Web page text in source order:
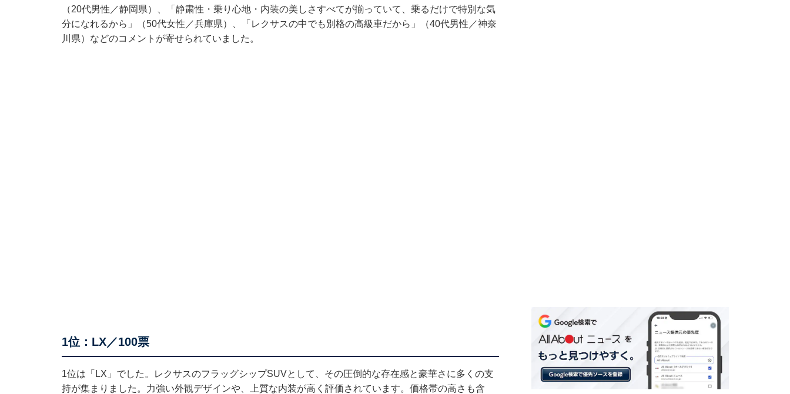
（20代男性／静岡県）、「静粛性・乗り心地・内装の美しさすべてが揃っていて、乗るだけで特別な気
分になれるから」（50代女性／兵庫県）、「レクサスの中でも別格の高級車だから」（40代男性／神奈
川県）などのコメントが寄せられていました。
1位：LX／100票
1位は「LX」でした。レクサスのフラッグシップSUVとして、その圧倒的な存在感と豪華さに多くの支
持が集まりました。力強い外観デザインや、上質な内装が高く評価されています。価格帯の高さも含